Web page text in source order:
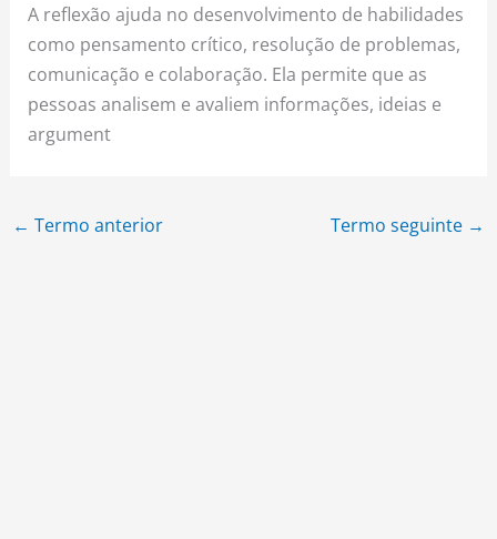
A reflexão ajuda no desenvolvimento de habilidades
como pensamento crítico, resolução de problemas,
comunicação e colaboração. Ela permite que as
pessoas analisem e avaliem informações, ideias e
argument
← Termo anterior Termo seguinte →